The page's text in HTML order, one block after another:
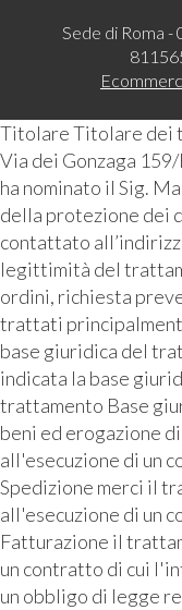
Sede di Roma -
Titolare Titolare dei
Via dei Gonzaga
ha nominato il Sig.
della protezione dei
contattato
legittimità del
ordini, richiesta
trattati
base giuridica del
indicata la base
trattamento Base
beni ed erogazione
all'esecuzione di un
Spedizione merci il
all'esecuzione di un
Fatturazione il
un contratto di cui
un obbligo di legge